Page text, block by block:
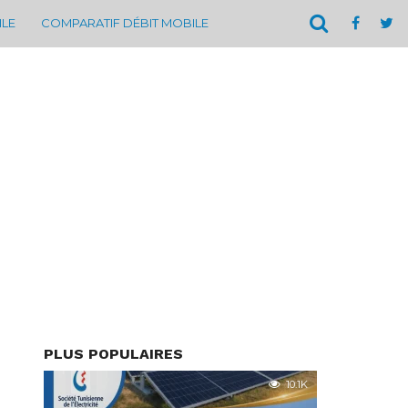
COMPARATIF DÉBIT MOBILE
PLUS POPULAIRES
10.1K